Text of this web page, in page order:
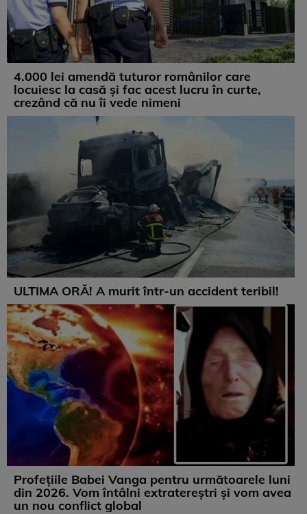
4.000 lei amendă tuturor românilor care
locuiesc la casă și fac acest lucru în curte,
crezând că nu îi vede nimeni
ULTIMA ORĂ! A murit într-un accident teribil!
Profețiile Babei Vanga pentru următoarele luni
din 2026. Vom întâlni extratereștri și vom avea
un nou conflict global